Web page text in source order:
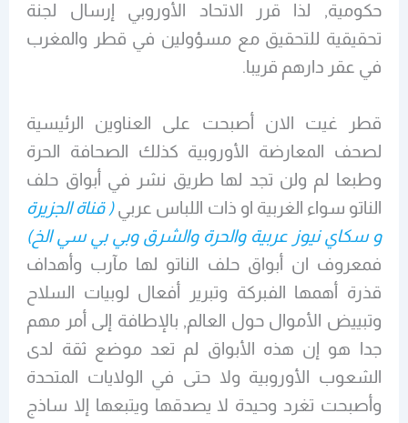
حكومية, لذا قرر الاتحاد الأوروبي إرسال لجنة
تحقيقية للتحقيق مع مسؤولين في قطر والمغرب
في عقر دارهم قريبا.
قطر غيت الان أصبحت على العناوين الرئيسية
لصحف المعارضة الأوروبية كذلك الصحافة الحرة
وطبعا لم ولن تجد لها طريق نشر في أبواق حلف
الناتو سواء الغربية او ذات اللباس عربي( قناة الجزيرة
و سكاي نيوز عربية والحرة والشرق وبي بي سي الخ)
فمعروف ان أبواق حلف الناتو لها مآرب وأهداف
قذرة أهمها الفبركة وتبرير أفعال لوبيات السلاح
وتبييض الأموال حول العالم, بالإطافة إلى أمر مهم
جدا هو إن هذه الأبواق لم تعد موضع ثقة لدى
الشعوب الأوروبية ولا حتى في الولايات المتحدة
وأصبحت تغرد وحيدة لا يصدقها ويتبعها إلا ساذج